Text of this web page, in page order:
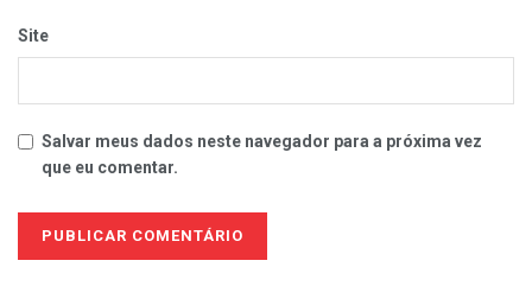
Site
Salvar meus dados neste navegador para a próxima vez
que eu comentar.